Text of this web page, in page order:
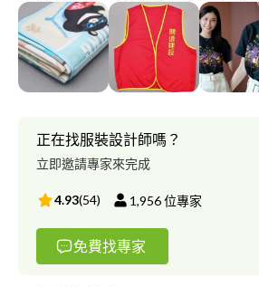
精確而穩定，將高效率與優異品質融合在
專業品質與細緻手感。 由深入的前期溝通，創新的構圖設計，到
精確的印刷作業，最後的包裝出貨，我們
與紮實技術，為您打造頂級的成衣產品。
評價為傲，並持續成為眾多企業、政府機
括： 團體服製作、班服製作、工作服製作
作、選舉背心製作、公司服製作、小孩包
刷與設計等。 每一件作品，都是我們對您期望的
是，我們擁有一群專業的設計師，可以為
務，將您的創意與期待轉化為獨一無二的
求數量多寡，我們都可以專業地為您製作
正在找服裝設計師嗎？
立即邀請專家來完成
4.93(54) 1,956位專家
免費找專家